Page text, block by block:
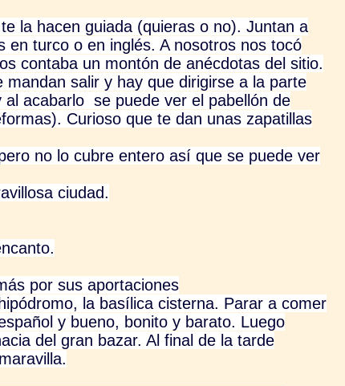
la hacen guiada (quieras o no). Juntan a
en turco o en inglés. A nosotros nos tocó
contaba un montón de anécdotas del sitio.
salir y hay que dirigirse a la parte
acabarlo se puede ver el pabellón de
Curioso que te dan unas zapatillas
no lo cubre entero así que se puede ver
ciudad.
por sus aportaciones
la basílica cisterna. Parar a comer
y bueno, bonito y barato. Luego
del gran bazar. Al final de la tarde